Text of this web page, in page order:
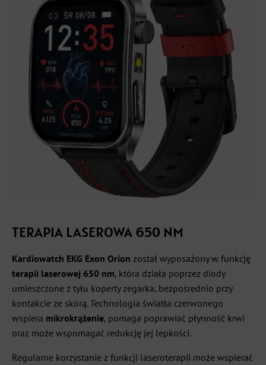
TERAPIA LASEROWA 650 NM
Kardiowatch EKG Exon Orion został wyposażony w funkcję
terapii laserowej 650 nm, która działa poprzez diody
umieszczone z tyłu koperty zegarka, bezpośrednio przy
kontakcie ze skórą. Technologia światła czerwonego
wspiera mikrokrążenie, pomaga poprawiać płynność krwi
oraz może wspomagać redukcję jej lepkości.
Regularne korzystanie z funkcji laseroterapii może wspierać